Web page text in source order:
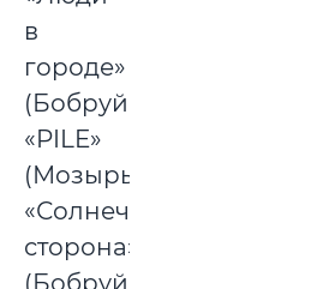
в
городе»
(Бобруйск),
«PILE»
(Мозырь),
«Солнечная
сторона»
(Бобруйск),